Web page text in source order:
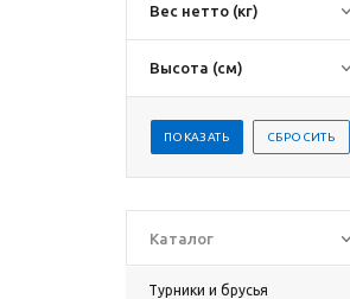
Вес нетто (кг)
Высота (см)
Каталог
Турники и брусья